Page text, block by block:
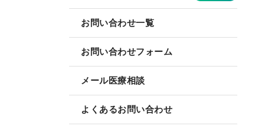
お問い合わせ一覧
お問い合わせフォーム
メール医療相談
よくあるお問い合わせ